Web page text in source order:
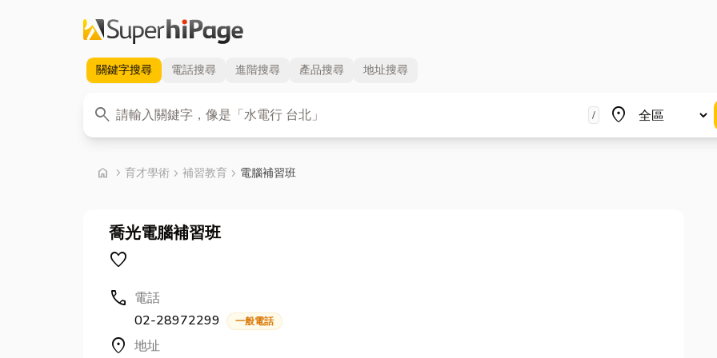
關鍵字搜尋 電話搜尋 進階搜尋 產品搜尋 地址搜尋
search
關鍵字 / place
地區
home chevron_right 首頁
育才學術 chevron_right 補習教育 chevron_right 電腦補習班
喬光電腦補習班
favorite
call 電話
02-28972299
一般電話
location_on 地址